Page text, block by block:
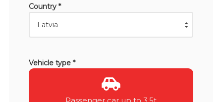
Country *
Vehicle type *